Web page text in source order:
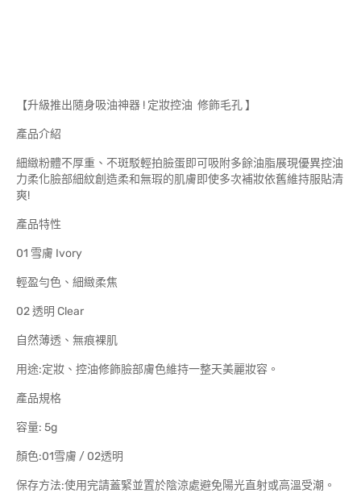
【升級推出隨身吸油神器 ! 定妝控油 修飾毛孔 】
產品介紹
細緻粉體不厚重、不斑駁輕拍臉蛋即可吸附多餘油脂展現優異控油
力柔化臉部細紋創造柔和無瑕的肌膚即使多次補妝依舊維持服貼清
爽!
產品特性
01 雪膚 Ivory
輕盈勻色、細緻柔焦
02 透明 Clear
自然薄透、無痕裸肌
用途:定妝、控油修飾臉部膚色維持一整天美麗妝容。
產品規格
容量: 5g
顏色:01雪膚 / 02透明
保存方法:使用完請蓋緊並置於陰涼處避免陽光直射或高溫受潮。